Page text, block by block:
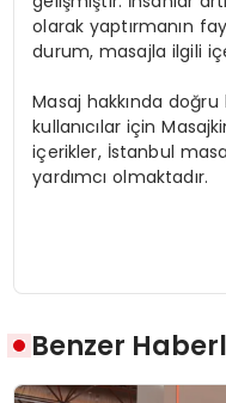
olarak yaptırmanın
durum, masajla ilgili
Masaj hakkında
kullanıcılar için
içerikler, İstanbul
yardımcı olmaktadır.
Benzer